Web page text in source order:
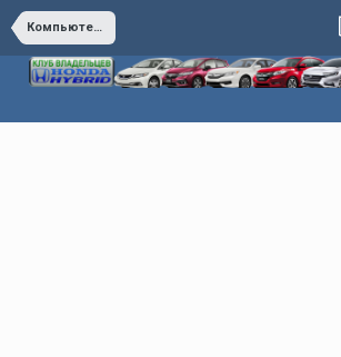
Компьютерная диагностика